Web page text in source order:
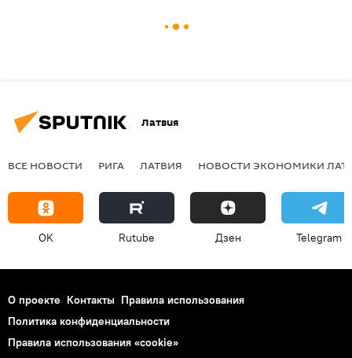
Латвия
ВСЕ НОВОСТИ РИГА ЛАТВИЯ НОВОСТИ ЭКОНОМИКИ
OK Rutube Дзен Telegram
О проекте Контакты Правила использования
Политика конфиденциальности
Правила использования «cookie»